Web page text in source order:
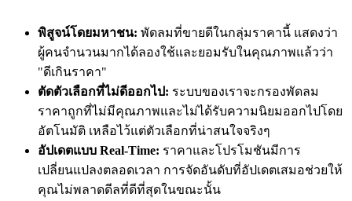
พิสูจน์โดยมหาชน: พัดลมที่ขายดีในกลุ่มราคานี้ แสดงว่า
ผู้คนจำนวนมากได้ลองใช้และยอมรับในคุณภาพแล้วว่า
"ดีเกินราคา"
ตัดตัวเลือกที่ไม่ดีออกไป: ระบบของเราจะกรองพัดลม
ราคาถูกที่ไม่มีคุณภาพและไม่ได้รับความนิยมออกไปโดย
อัตโนมัติ เหลือไว้แต่ตัวเลือกที่น่าสนใจจริงๆ
อัปเดตแบบ Real-Time: ราคาและโปรโมชันมีการ
เปลี่ยนแปลงตลอดเวลา การจัดอันดับที่อัปเดตเสมอช่วยให้
คุณไม่พลาดดีลที่ดีที่สุดในขณะนั้น